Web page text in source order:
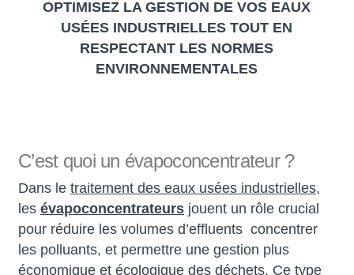
OPTIMISEZ LA GESTION DE VOS EAUX
USÉES INDUSTRIELLES TOUT EN
RESPECTANT LES NORMES
ENVIRONNEMENTALES
C’est quoi un évapoconcentrateur ?
Dans le traitement des eaux usées industrielles,
les évapoconcentrateursjouent un rôle crucial
pour réduire les volumes d’effluents concentrer
les polluants, et permettre une gestion plus
économique et écologique des déchets. Ce type